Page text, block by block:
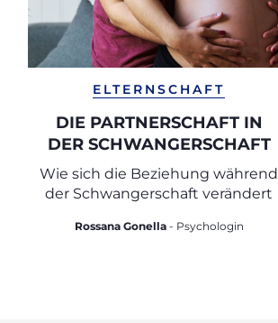
ELTERNSCHAFT
DIE PARTNERSCHAFT IN
DER SCHWANGERSCHAFT
Wie sich die Beziehung während
der Schwangerschaft verändert
Rossana Gonella - Psychologin